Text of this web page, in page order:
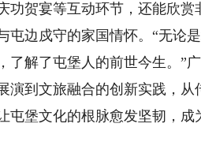
功贺宴等互动环节，还能欣
屯边戍守的家国情怀。“无论
了解了屯堡人的前世今生。”
到文旅融合的创新实践，从
屯堡文化的根脉愈发坚韧，